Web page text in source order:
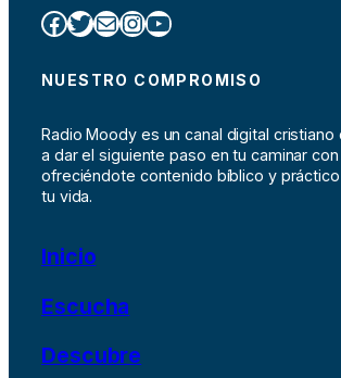
Facebook Twitter Correo electrónico InstagramYouTube
NUESTRO COMPROMISO
Radio Moody es un canal digital cristiano
a dar el siguiente paso en tu caminar
ofreciéndote contenido bíblico y
tu vida.
Inicio
Escucha
Descubre